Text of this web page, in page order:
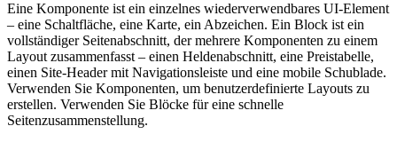
Eine Komponente ist ein einzelnes wiederverwendbares UI-Element
– ​​eine Schaltfläche, eine Karte, ein Abzeichen. Ein Block ist ein
vollständiger Seitenabschnitt, der mehrere Komponenten zu einem
Layout zusammenfasst – einen Heldenabschnitt, eine Preistabelle,
einen Site-Header mit Navigationsleiste und eine mobile Schublade.
Verwenden Sie Komponenten, um benutzerdefinierte Layouts zu
erstellen. Verwenden Sie Blöcke für eine schnelle
Seitenzusammenstellung.